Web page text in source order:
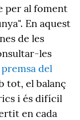
per al foment
En aquest
de les
les
del
tot, el balanç
i és difícil
en cada